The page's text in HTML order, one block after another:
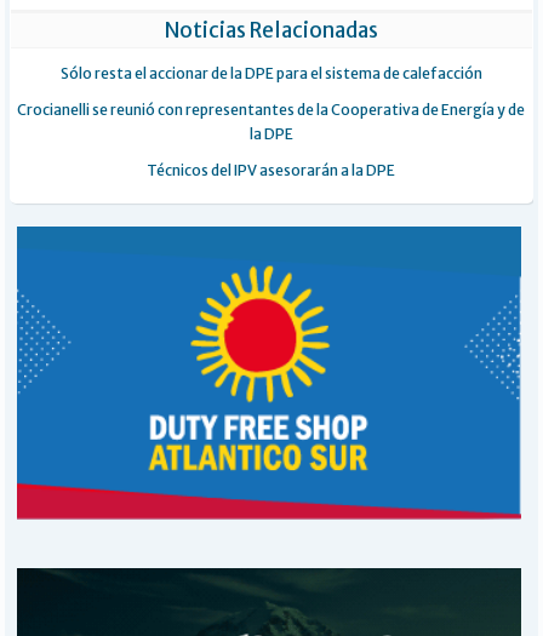
Noticias Relacionadas
Sólo resta el accionar de la DPE para el sistema de calefacción
Crocianelli se reunió con representantes de la Cooperativa de Energía y de
la DPE
Técnicos del IPV asesorarán a la DPE